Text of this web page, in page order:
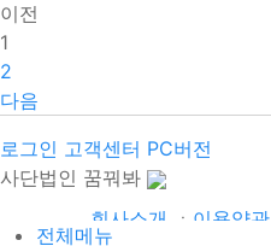
이전
1
2
다음
로그인 고객센터 PC버전
사단법인 꿈꿔봐
회사소개 ㆍ 이용약관
전체메뉴